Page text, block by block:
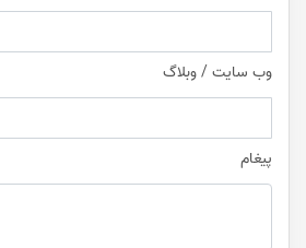
وب سایت / وبلاگ
پیغام